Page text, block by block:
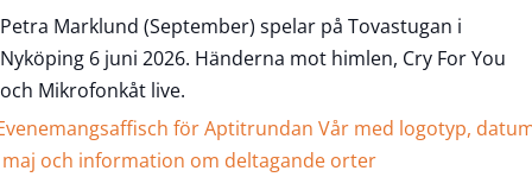
Petra Marklund (September) spelar på Tovastugan i
Nyköping 6 juni 2026. Händerna mot himlen, Cry For You
och Mikrofonkåt live.